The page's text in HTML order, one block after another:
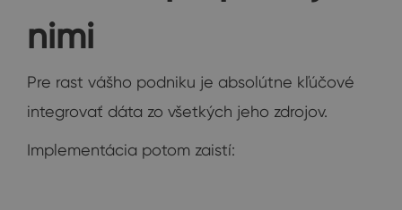
nimi
Pre rast vášho podniku je absolútne kľúčové
integrovať dáta zo všetkých jeho zdrojov.
Implementácia potom zaistí: